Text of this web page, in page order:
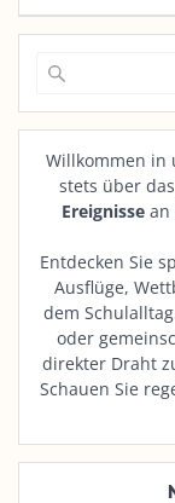
Willkommen in
stets über das
Ereignissean
Entdecken Sie
Ausflüge,
dem
oder
direkter Draht
Schauen Sie